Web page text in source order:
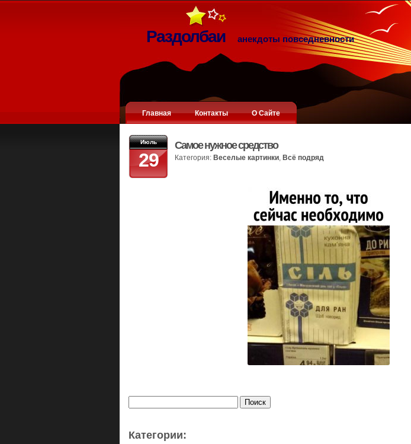
Раздолбаи анекдоты повседневности
Главная Контакты О Сайте
Июль
29
Самое нужное средство
Категория: Веселые картинки, Всё подряд
Категории: